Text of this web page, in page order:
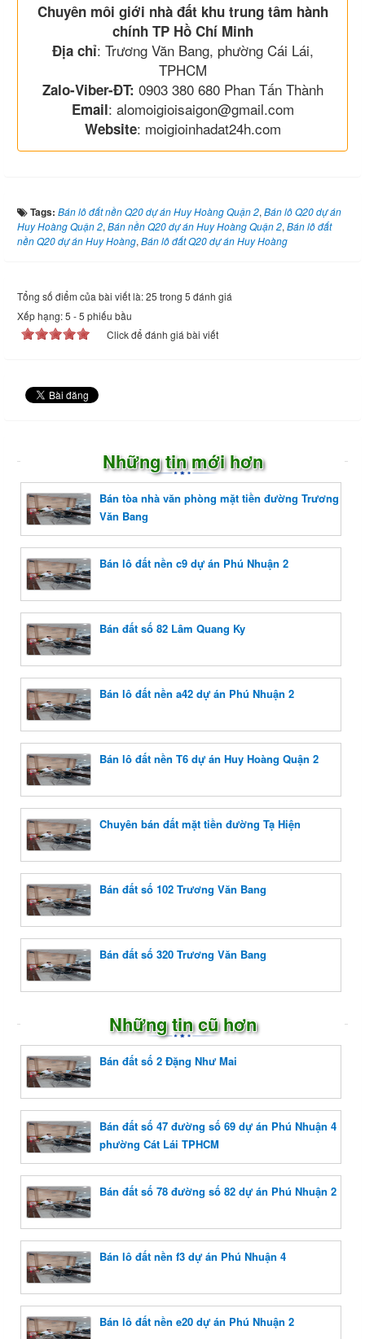
Chuyên môi giới nhà đất khu trung tâm hành
chính TP Hồ Chí Minh
Địa chỉ: Trương Văn Bang, phường Cái Lái,
TPHCM
Zalo-Viber-ĐT: 0903 380 680 Phan Tấn Thành
Email: alomoigioisaigon@gmail.com
Website: moigioinhadat24h.com
Tags: Bán lô đất nền Q20 dự án Huy Hoàng Quận 2, Bán lô Q20 dự án
Huy Hoàng Quận 2, Bán nền Q20 dự án Huy Hoàng Quận 2, Bán lô đất
nền Q20 dự án Huy Hoàng, Bán lô đất Q20 dự án Huy Hoàng
Tổng số điểm của bài viết là: 25 trong 5 đánh giá
Xếp hạng:5 -5 phiếu bầu
Click để đánh giá bài viết
Những tin mới hơn
Bán tòa nhà văn phòng mặt tiền đường Trương
Văn Bang
Bán lô đất nền c9 dự án Phú Nhuận 2
Bán đất số 82 Lâm Quang Ky
Bán lô đất nền a42 dự án Phú Nhuận 2
Bán lô đất nền T6 dự án Huy Hoàng Quận 2
Chuyên bán đất mặt tiền đường Tạ Hiện
Bán đất số 102 Trương Văn Bang
Bán đất số 320 Trương Văn Bang
Những tin cũ hơn
Bán đất số 2 Đặng Như Mai
Bán đất số 47 đường số 69 dự án Phú Nhuận 4
phường Cát Lái TPHCM
Bán đất số 78 đường số 82 dự án Phú Nhuận 2
Bán lô đất nền f3 dự án Phú Nhuận 4
Bán lô đất nền e20 dự án Phú Nhuận 2